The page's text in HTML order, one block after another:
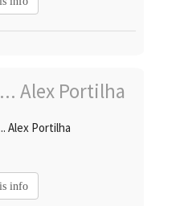
Alex Portilha
info